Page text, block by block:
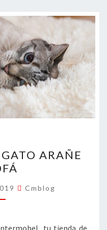
ARAÑE
Cmblog
tu tienda de